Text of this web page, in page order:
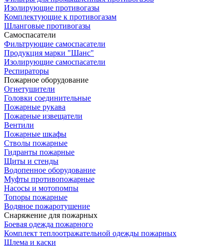
Изолирующие противогазы
Комплектующие к противогазам
Шланговые противогазы
Самоспасатели
Фильтрующие самоспасатели
Продукция марки "Шанс"
Изолирующие самоспасатели
Респираторы
Пожарное оборудование
Огнетушители
Головки соединительные
Пожарные рукава
Пожарные извещатели
Вентили
Пожарные шкафы
Стволы пожарные
Гидранты пожарные
Щиты и стенды
Водопенное оборудование
Муфты противопожарные
Насосы и мотопомпы
Топоры пожарные
Водяное пожаротушение
Снаряжение для пожарных
Боевая одежда пожарного
Комплект теплоотражательной одежды пожарных
Шлема и каски